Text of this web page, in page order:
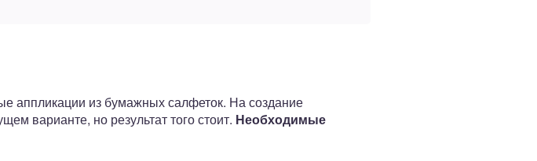
аппликации из бумажных салфеток. На создание
варианте, но результат того стоит. Необходимые